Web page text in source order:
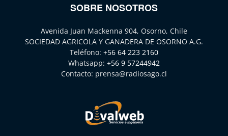
SOBRE NOSOTROS
Avenida Juan Mackenna 904, Osorno, Chile
SOCIEDAD AGRICOLA Y GANADERA DE OSORNO A.G.
Teléfono: +56 64 223 2160
Whatsapp: +56 9 57244942
Contacto: prensa@radiosago.cl